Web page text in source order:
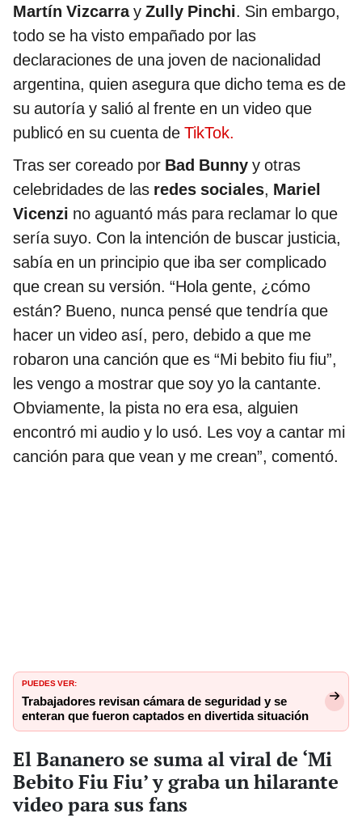
Martín Vizcarray Zully Pinchi. Sin embargo,
todo se ha visto empañado por las
declaraciones de una joven de nacionalidad
argentina, quien asegura que dicho tema es de
su autoría y salió al frente en un video que
publicó en su cuenta de TikTok.
Tras ser coreado por Bad Bunny y otras
celebridades de las redes sociales, Mariel
Vicenzi no aguantó más para reclamar lo que
sería suyo. Con la intención de buscar justicia,
sabía en un principio que iba ser complicado
que crean su versión. “Hola gente, ¿cómo
están? Bueno, nunca pensé que tendría que
hacer un video así, pero, debido a que me
robaron una canción que es “Mi bebito fiu fiu”,
les vengo a mostrar que soy yo la cantante.
Obviamente, la pista no era esa, alguien
encontró mi audio y lo usó. Les voy a cantar mi
canción para que vean y me crean”, comentó.
PUEDES VER:
Trabajadores revisan cámara de seguridad y se
enteran que fueron captados en divertida situación
El Bananero se suma al viral de ‘Mi
Bebito Fiu Fiu’ y graba un hilarante
video para sus fans